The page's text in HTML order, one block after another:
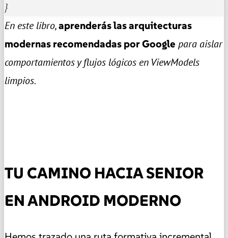
}
En este libro,aprenderás las arquitecturas
modernas recomendadas por Google para aislar
comportamientos y flujos lógicos en ViewModels
limpios.
TU CAMINO HACIA SENIOR
EN ANDROID MODERNO